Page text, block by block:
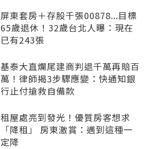
屏東套房＋存股千張00878...目標
65歲退休！32歲台北人曝：現在
已有243張
基泰大直爛尾建商判退千萬再賠百
萬！律師揭3步驟應變：快通知銀
行止付搶救自備款
租屋處亮到發光！優質房客想求
「降租」 房東激賞：遇到這種一
定降